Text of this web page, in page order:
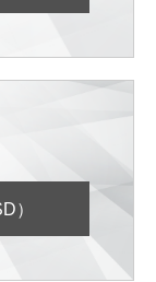
）